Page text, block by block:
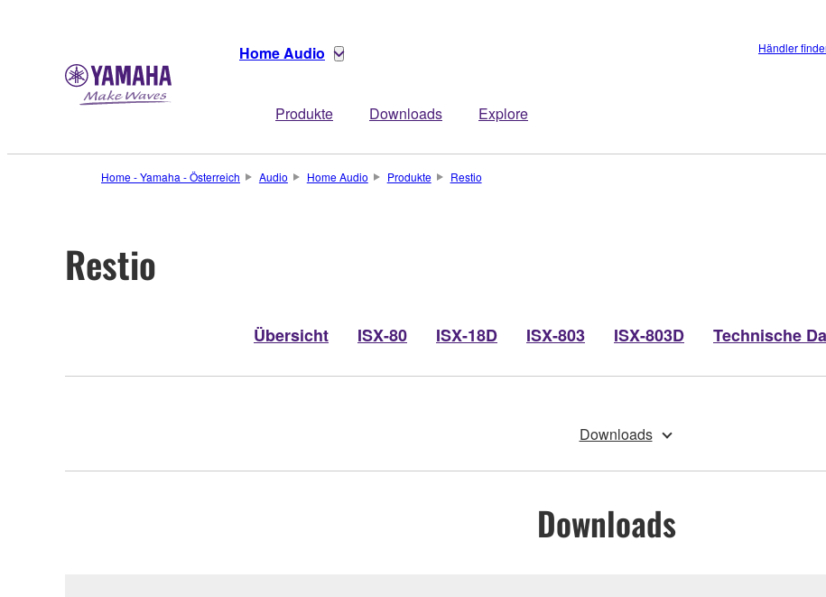
Home Audio
Produkte Downloads Explore
Händler
Home - Yamaha - Österreich Audio Home Audio Produkte Restio
Restio
Übersicht ISX-80 ISX-18D ISX-803 ISX-803D Technische
Downloads
Downloads